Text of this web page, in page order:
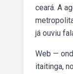
ceará. A
já ouviu
Web —
itaitinga,